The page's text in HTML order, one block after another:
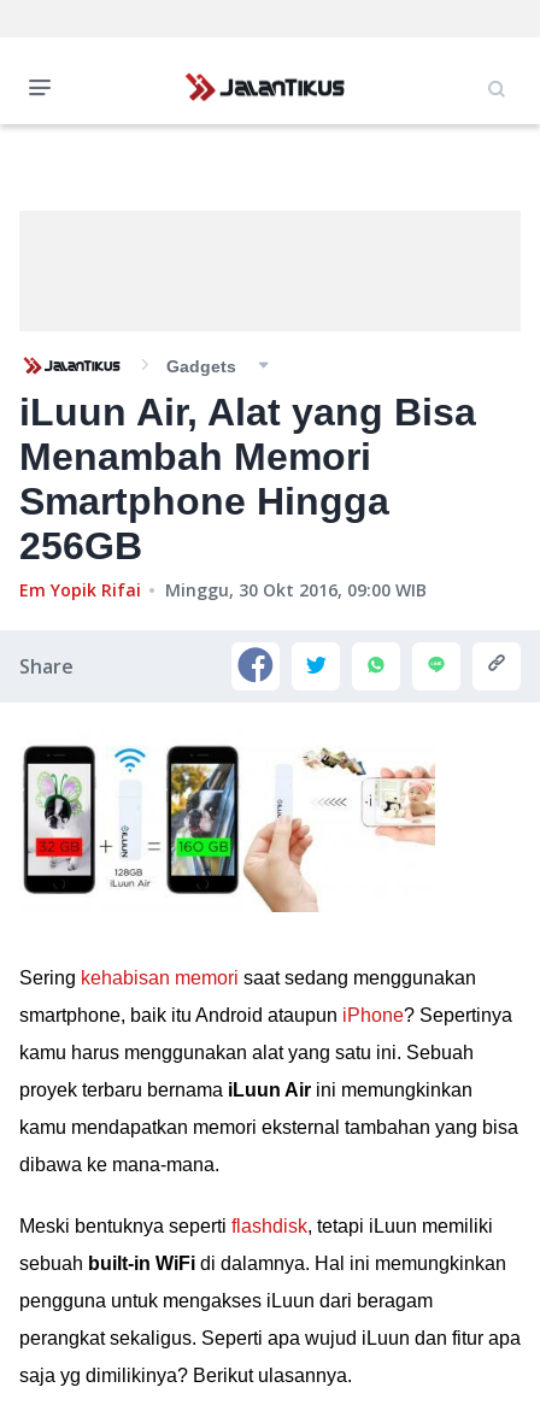
Gadgets
iLuun Air, Alat yang Bisa
Menambah Memori
Smartphone Hingga
256GB
Em Yopik Rifai Minggu, 30 Okt 2016, 09:00 WIB
Share
Sering kehabisan memori saat sedang menggunakan
smartphone, baik itu Android ataupun iPhone? Sepertinya
kamu harus menggunakan alat yang satu ini. Sebuah
proyek terbaru bernama iLuun Air ini memungkinkan
kamu mendapatkan memori eksternal tambahan yang bisa
dibawa ke mana-mana.
Meski bentuknya seperti flashdisk, tetapi iLuun memiliki
sebuah built-in WiFi di dalamnya. Hal ini memungkinkan
pengguna untuk mengakses iLuun dari beragam
perangkat sekaligus. Seperti apa wujud iLuun dan fitur apa
saja yg dimilikinya? Berikut ulasannya.